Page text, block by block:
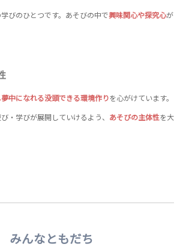
びのひとつです。あそびの中で興味関心や探究心が
中になれる没頭できる環境作りを心がけています。
・学びが展開していけるよう、 あそびの主体性を大
みんなともだち